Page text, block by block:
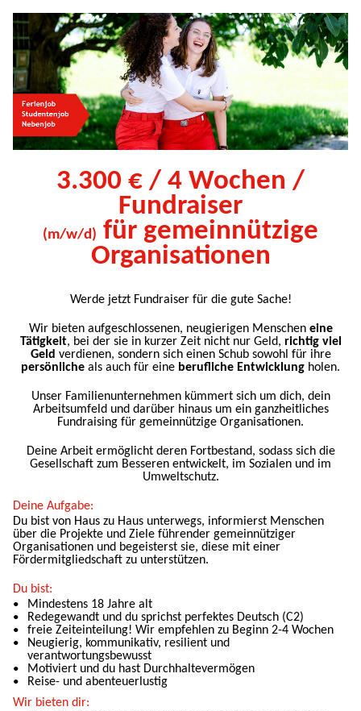
3.300 € / 4 Wochen /
Fundraiser
(m/w/d) für gemeinnützige
Organisationen
Werde jetzt Fundraiser für die gute Sache!
Wir bieten aufgeschlossenen, neugierigen Menschen eine
Tätigkeit, bei der sie in kurzer Zeit nicht nur Geld, richtig viel
Geld verdienen, sondern sich einen Schub sowohl für ihre
persönliche als auch für eine berufliche Entwicklung holen.
Unser Familienunternehmen kümmert sich um dich, dein
Arbeitsumfeld und darüber hinaus um ein ganzheitliches
Fundraising für gemeinnützige Organisationen.
Deine Arbeit ermöglicht deren Fortbestand, sodass sich die
Gesellschaft zum Besseren entwickelt, im Sozialen und im
Umweltschutz.
Deine Aufgabe:
Du bist von Haus zu Haus unterwegs, informierst Menschen
über die Projekte und Ziele führender gemeinnütziger
Organisationen und begeisterst sie, diese mit einer
Fördermitgliedschaft zu unterstützen.
Du bist:
Mindestens 18 Jahre alt
Redegewandt und du sprichst perfektes Deutsch (C2)
freie Zeiteinteilung! Wir empfehlen zu Beginn 2-4 Wochen
Neugierig, kommunikativ, resilient und
verantwortungsbewusst
Motiviert und du hast Durchhaltevermögen
Reise- und abenteuerlustig
Wir bieten dir: